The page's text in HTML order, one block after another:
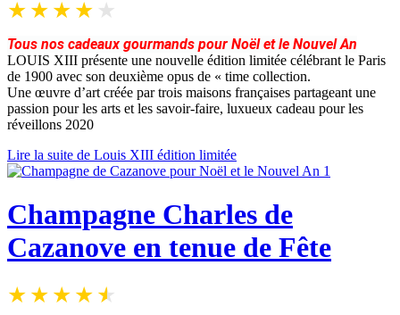
Tous nos cadeaux gourmands pour Noël et le Nouvel An
LOUIS XIII présente une nouvelle édition limitée célébrant le Paris
de 1900 avec son deuxième opus de « time collection.
Une œuvre d’art créée par trois maisons françaises partageant une
passion pour les arts et les savoir-faire, luxueux cadeau pour les
réveillons 2020
Lire la suite de Louis XIII édition limitée
Champagne Charles de
Cazanove en tenue de Fête